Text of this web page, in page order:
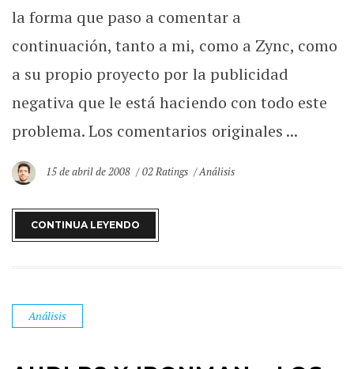
la forma que paso a comentar a
continuación, tanto a mi, como a Zync, como
a su propio proyecto por la publicidad
negativa que le está haciendo con todo este
problema. Los comentarios originales ...
15 de abril de 2008 02 Ratings Análisis
CONTINUA LEYENDO
Análisis